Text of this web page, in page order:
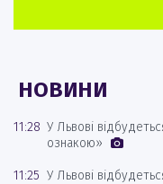
НОВИНИ
11:28 У Львові
ознакою»
11:25 У Львові